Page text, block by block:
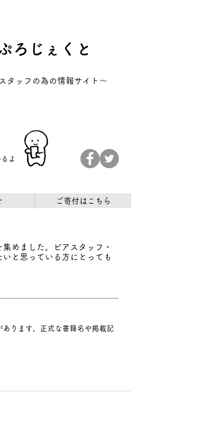
ろじぇくと
タッフの為の情報サイト～
よ
ご寄付はこちら
めました。ピアスタッフ・
と思っている方にとっても
ります。
正式な書籍名や掲載記